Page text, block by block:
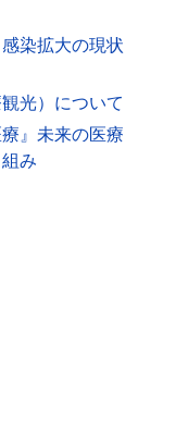
染拡大の現状
光）について
』未来の医療
み